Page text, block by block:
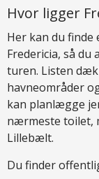
Hvor ligger
Her kan du
Fredericia, så
turen. Listen
havneområder
kan planlægge
nærmeste toilet,
Lillebælt.
Du finder